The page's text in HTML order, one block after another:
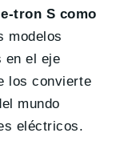
tron S como
modelos
en el eje
los convierte
mundo
eléctricos.